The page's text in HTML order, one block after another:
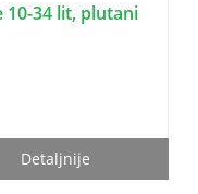
10-34 lit, plutani
Detaljnije